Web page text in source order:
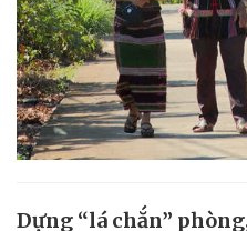
Dựng “lá chắn”